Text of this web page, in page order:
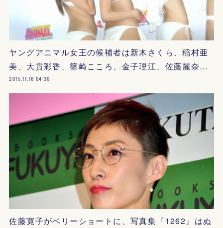
ヤングアニマル女王の候補者は新木さくら、稲村亜
美、大貫彩香、篠崎こころ、金子理江、佐藤麗奈…
2015.11.16 04:30
佐藤寛子がベリーショートに、写真集『1262』はぬ